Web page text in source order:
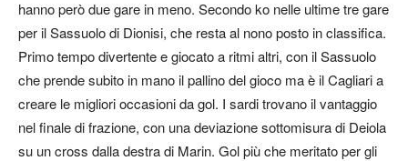
hanno però due gare in meno. Secondo ko nelle ultime tre gare
per il Sassuolo di Dionisi, che resta al nono posto in classifica.
Primo tempo divertente e giocato a ritmi altri, con il Sassuolo
che prende subito in mano il pallino del gioco ma è il Cagliari a
creare le migliori occasioni da gol. I sardi trovano il vantaggio
nel finale di frazione, con una deviazione sottomisura di Deiola
su un cross dalla destra di Marin. Gol più che meritato per gli